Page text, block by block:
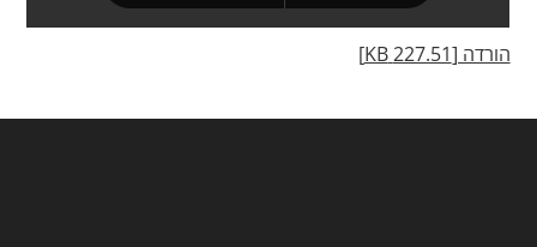
הורדה [227.51 KB]